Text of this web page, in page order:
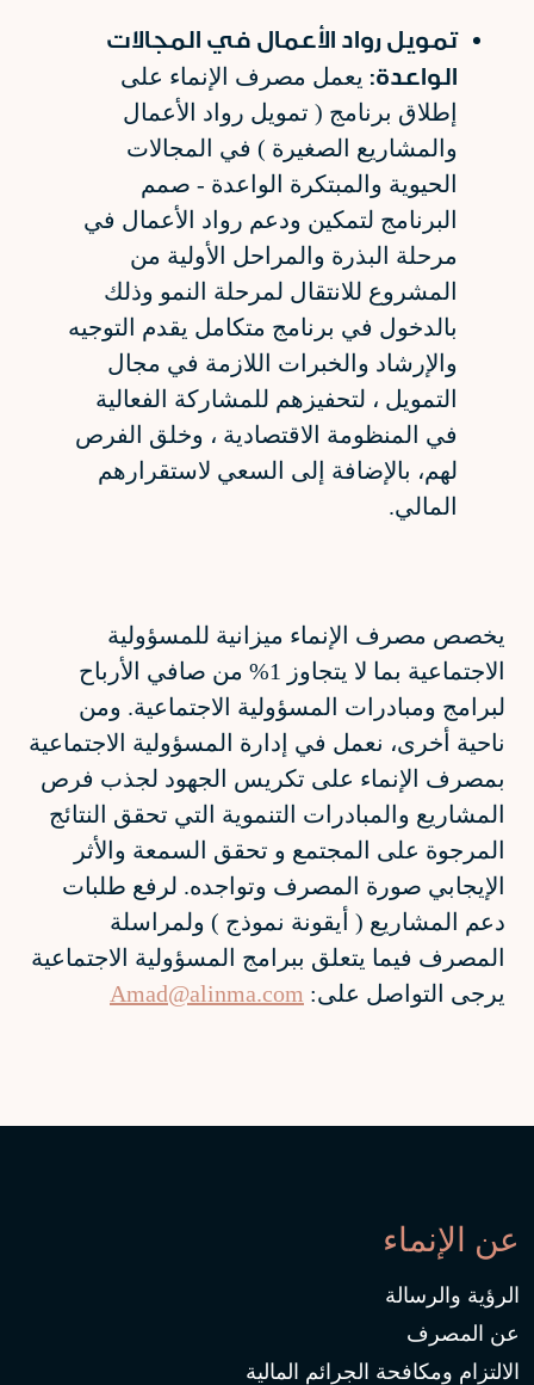
تمويل رواد الأعمال في المجالات
الواعدة: يعمل مصرف الإنماء على
إطلاق برنامج ( تمويل رواد الأعمال
والمشاريع الصغيرة ) في المجالات
الحيوية والمبتكرة الواعدة - صمم
البرنامج لتمكين ودعم رواد الأعمال في
مرحلة البذرة والمراحل الأولية من
المشروع للانتقال لمرحلة النمو وذلك
بالدخول في برنامج متكامل يقدم التوجيه
والإرشاد والخبرات اللازمة في مجال
التمويل ، لتحفيزهم للمشاركة الفعالية
في المنظومة الاقتصادية ، وخلق الفرص
لهم، بالإضافة إلى السعي لاستقرارهم
المالي.
يخصص مصرف الإنماء ميزانية للمسؤولية
الاجتماعية بما لا يتجاوز 1% من صافي الأرباح
لبرامج ومبادرات المسؤولية الاجتماعية. ومن
ناحية أخرى، نعمل في إدارة المسؤولية الاجتماعية
بمصرف الإنماء على تكريس الجهود لجذب فرص
المشاريع والمبادرات التنموية التي تحقق النتائج
المرجوة على المجتمع و تحقق السمعة والأثر
الإيجابي صورة المصرف وتواجده. لرفع طلبات
دعم المشاريع ( أيقونة نموذج ) ولمراسلة
المصرف فيما يتعلق ببرامج المسؤولية الاجتماعية
يرجى التواصل على: Amad@alinma.com
عن الإنماء
الرؤية والرسالة
عن المصرف
الالتزام ومكافحة الجرائم المالية